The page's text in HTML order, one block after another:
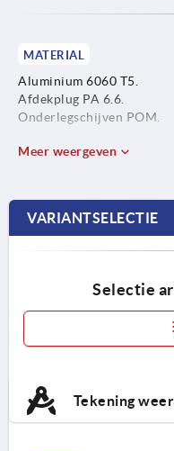
MATERIAL
Aluminium 6060 T5.
Afdekplug PA 6.6.
Onderlegschijven POM.
Meer weergeven
VARIANTSELECTIE
Selectie
Tekening